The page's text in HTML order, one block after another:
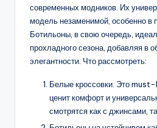
современных модников. Их
модель незаменимой, особенно в
Ботильоны, в свою очередь,
прохладного сезона, добавляя в
элегантности. Что рассмотреть:
Белые кроссовки. Это must-
ценит комфорт и
смотрятся как с джинсами,